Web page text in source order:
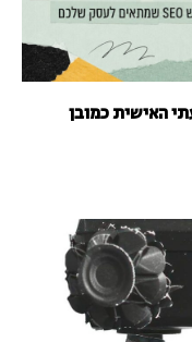
האישית כמובן